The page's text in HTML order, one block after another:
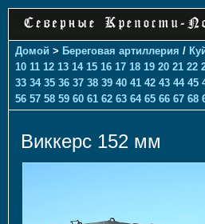
Домой > Береговая артиллерия /
10 11 12 13 14 15 16 17 18 19 20 21 22
33 34 35 36 37 38 39 40 41 42 43 44 45
56 57 58 59 60 61 62 63 64 65 66 67 68
Виккерс 152 мм